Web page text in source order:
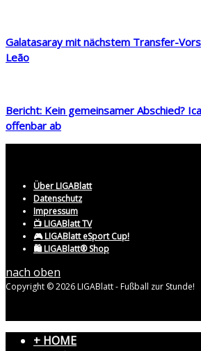
Galatasaray mit nächstem Transfer-
Leão
Bericht: Kein gemeinsamer Abschied?
offenbar ab
Über LIGABlatt
Datenschutz
Impressum
📺 LIGABlatt TV
🎮 LIGABlatt eSport Cup!
🛍️ LIGABlatt® Shop
nach oben
Copyright © 2026 LIGABlatt - Fußball zur Stunde!
+ HOME